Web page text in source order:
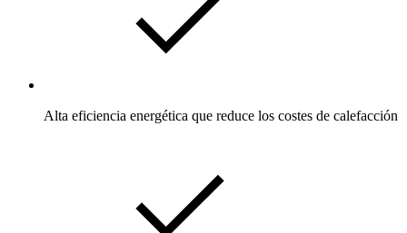
Alta eficiencia energética que reduce los costes de calefacción